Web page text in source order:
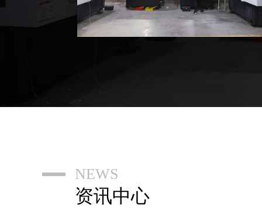
NEWS
资讯中心